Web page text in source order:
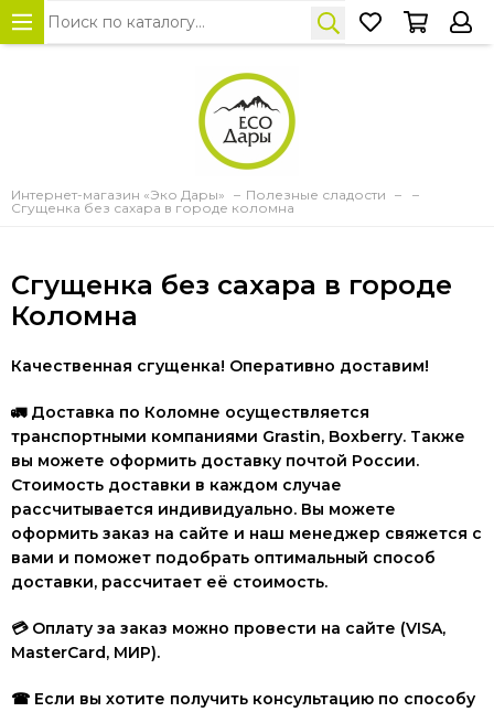
Интернет-магазин «Эко Дары»
Полезные сладости
Сгущенка без сахара в городе коломна
Сгущенка без сахара в городе
Коломна
Качественная сгущенка! Оперативно доставим!
🚛 Доставка по Коломне осуществляется
транспортными компаниями Grastin, Boxberry. Также
вы можете оформить доставку почтой России.
Стоимость доставки в каждом случае
рассчитывается индивидуально. Вы можете
оформить заказ на сайте и наш менеджер свяжется с
вами и поможет подобрать оптимальный способ
доставки, рассчитает её стоимость.
💳 Оплату за заказ можно провести на сайте (VISA,
MasterCard, МИР).
☎ Если вы хотите получить консультацию по способу